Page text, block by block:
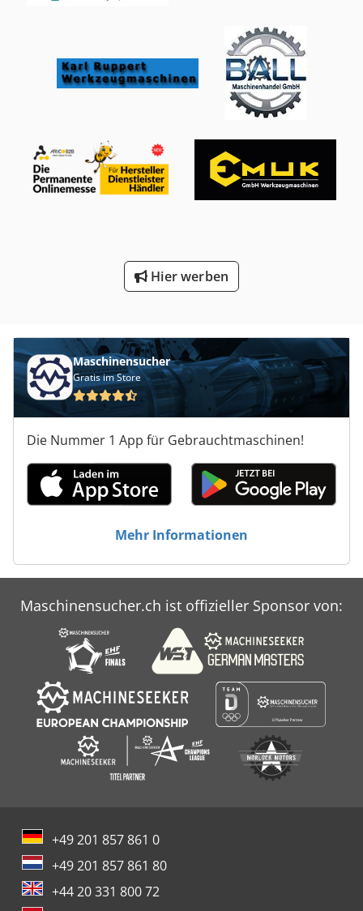
Hier werben
Maschinensucher
Gratis im Store
Die Nummer 1 App für Gebrauchtmaschinen!
Mehr Informationen
Maschinensucher.ch ist offizieller Sponsor von:
+49 201 857 861 0
+49 201 857 861 80
+44 20 331 800 72